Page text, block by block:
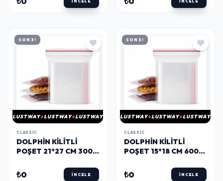
İNCELE İNCELE
SON 3!
LUSTWAY LUSTWAY LUSTWAY
CLASSIC
DOLPHIN KILITLI
POŞET 21*27 CM 300
₺0 İNCELE
SON 3!
LUSTWAY LUSTWAY LUSTWAY
CLASSIC
DOLPHIN KILITLI
POŞET 15*18 CM 600
₺0 İNCELE